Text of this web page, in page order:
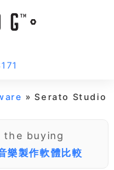
» Serato Studio
the buying
樂製作軟體比較